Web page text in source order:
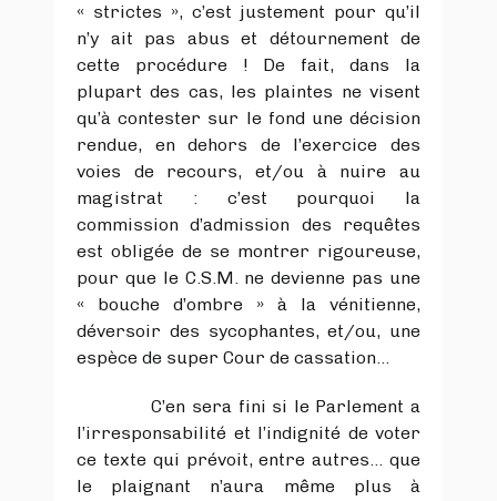
« strictes », c’est justement pour qu’il
n’y ait pas abus et détournement de
cette procédure ! De fait, dans la
plupart des cas, les plaintes ne visent
qu’à contester sur le fond une décision
rendue, en dehors de l’exercice des
voies de recours, et/ou à nuire au
magistrat : c’est pourquoi la
commission d’admission des requêtes
est obligée de se montrer rigoureuse,
pour que le C.S.M. ne devienne pas une
« bouche d’ombre » à la vénitienne,
déversoir des sycophantes, et/ou, une
espèce de super Cour de cassation…
C’en sera fini si le Parlement a
l’irresponsabilité et l’indignité de voter
ce texte qui prévoit, entre autres… que
le plaignant n’aura même plus à